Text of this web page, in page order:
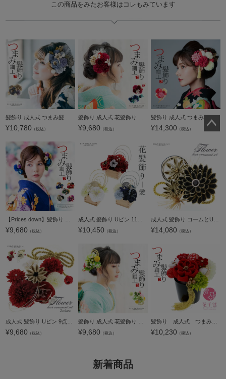
この商品をみたお客様はコレもみています
¥10,780 （税込） ¥9,680 （税込）
髪飾り 成人式 つまみ髪飾り Uピン 15点セット フラワーポット 「百花八重菊 赤 Arenca No.8356」 振袖用髪飾り お花髪飾り つまみ細工かんざし 成人式 卒業式 結婚式 着物 日本製 【メール便不可】＜H＞
¥14,300 （税込）
¥9,680 （税込） ¥10,450 （税込） ¥14,080 （税込）
¥9,680 （税込） ¥9,680 （税込） ¥10,230 （税込）
新着商品
ジト
ップ
へ